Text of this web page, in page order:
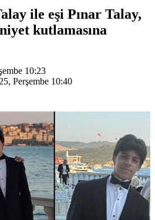
ile eşi Pınar Talay,
kutlamasına
10:23
Perşembe 10:40